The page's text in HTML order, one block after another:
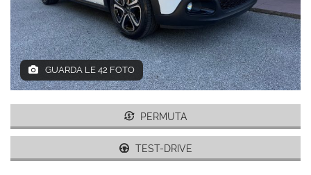
AREA COMMERCIANTI
ENGLISH GUARDA LE 42 FOTO
PERMUTA
TEST-DRIVE